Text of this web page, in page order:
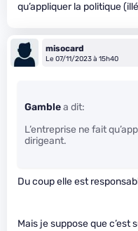
qu’appliquer la politique
misocard
Le 07/11/2023 à 15h40
Gamblea dit:
L’entreprise ne fait
dirigeant.
Du coup elle est
Mais je suppose que c’est